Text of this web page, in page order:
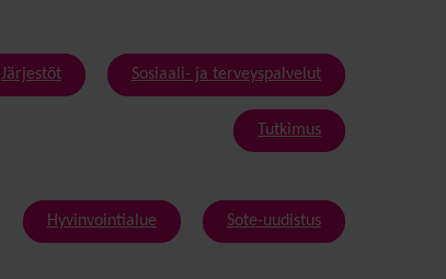
Järjestöt Sosiaali- ja terveyspalvelut
Tutkimus
Hyvinvointialue Sote-uudistus